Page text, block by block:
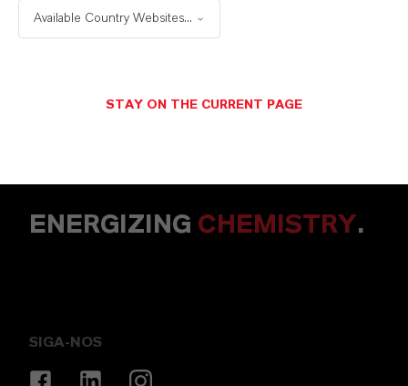
ENERGIZING CHEMISTRY.
SIGA-NOS
Available Country Websites...
STAY ON THE CURRENT PAGE